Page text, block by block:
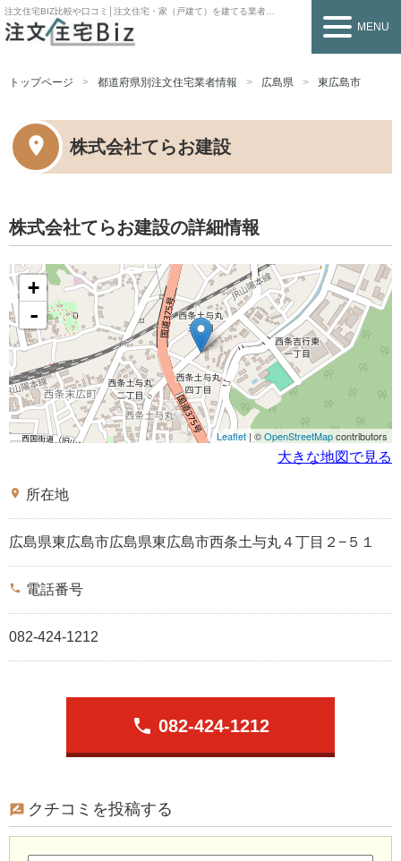
注文住宅BIZ比較や口コミ│注文住宅・家（戸建て）を建てる業者を探すなら
MENU
トップページ 都道府県別注文住宅業者情報 広島県 東広島市
株式会社てらお建設
株式会社てらお建設の詳細情報
+
-
Leaflet | ©OpenStreetMapcontributors
大きな地図で見る
place 所在地
広島県東広島市広島県東広島市西条土与丸４丁目２−５１
phone 電話番号
082-424-1212
phone 082-424-1212
クチコミを投稿する